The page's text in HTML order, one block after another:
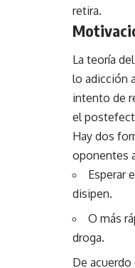
retira.
La teoría
lo adicción
intento de
el
Hay dos
oponentes
Esperar
disipen.
O más
droga.
De